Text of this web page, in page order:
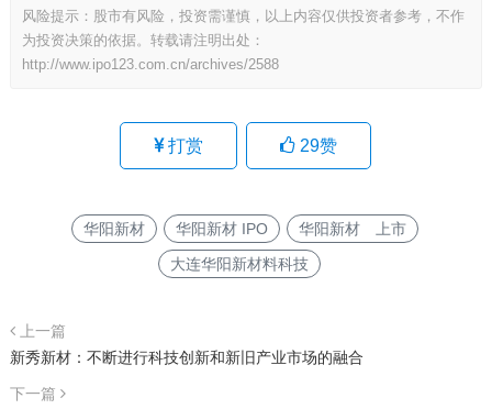
风险提示：股市有风险，投资需谨慎，以上内容仅供投资者参考，不作
为投资决策的依据。转载请注明出处：
http://www.ipo123.com.cn/archives/2588
打赏 29赞
华阳新材 华阳新材 IPO
华阳新材 上市
大连华阳新材料科技
上一篇
新秀新材：不断进行科技创新和新旧产业市场的融合
下一篇